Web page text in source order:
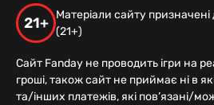
21+
Матеріали сайту призначені
(21+)
Сайт Fanday не проводить ігри на
гроші, також сайт не приймає ні в
та/інших платежів, які пов’язані/